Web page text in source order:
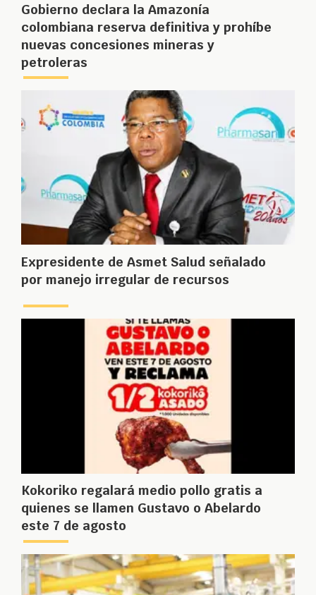
Gobierno declara la Amazonía
colombiana reserva definitiva y prohíbe
nuevas concesiones mineras y
petroleras
Expresidente de Asmet Salud señalado
por manejo irregular de recursos
Kokoriko regalará medio pollo gratis a
quienes se llamen Gustavo o Abelardo
este 7 de agosto